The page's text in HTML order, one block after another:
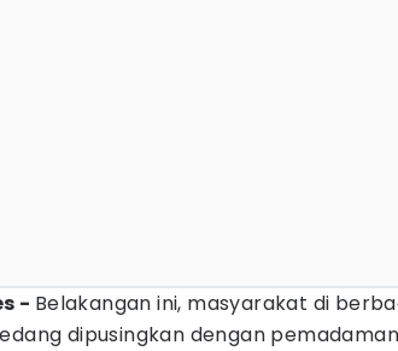
- Belakangan ini, masyarakat di
dipusingkan dengan